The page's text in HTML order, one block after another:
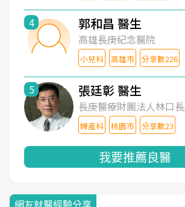
4 郭和昌 醫生
高雄長庚紀念醫院
小兒科 高雄市 分享數226
5 張廷彰 醫生
長庚醫療財團法人林口
婦產科 桃園市 分享數23
我要推薦良醫
網友就醫經驗分享